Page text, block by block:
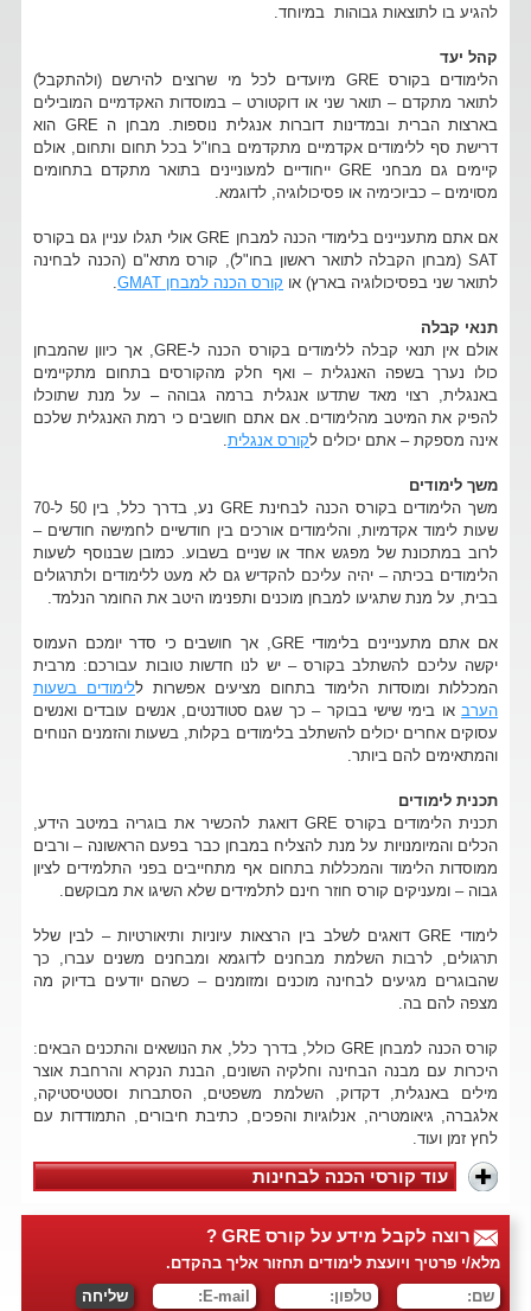
להגיע בו לתוצאות גבוהות במיוחד.
קהל יעד
הלימודים בקורס GRE מיועדים לכל מי שרוצים להירשם (ולהתקבל)
לתואר מתקדם – תואר שני או דוקטורט – במוסדות האקדמיים המובילים
בארצות הברית ובמדינות דוברות אנגלית נוספות. מבחן ה GRE הוא
דרישת סף ללימודים אקדמיים מתקדמים בחו"ל בכל תחום ותחום, אולם
קיימים גם מבחני GRE ייחודיים למעוניינים בתואר מתקדם בתחומים
מסוימים – כביוכימיה או פסיכולוגיה, לדוגמא.
אם אתם מתעניינים בלימודי הכנה למבחן GRE אולי תגלו עניין גם בקורס
SAT (מבחן הקבלה לתואר ראשון בחו"ל), קורס מתא"ם (הכנה לבחינה
לתואר שני בפסיכולוגיה בארץ) או קורס הכנה למבחן GMAT .
תנאי קבלה
אולם אין תנאי קבלה ללימודים בקורס הכנה ל-GRE, אך כיוון שהמבחן
כולו נערך בשפה האנגלית – ואף חלק מהקורסים בתחום מתקיימים
באנגלית, רצוי מאד שתדעו אנגלית ברמה גבוהה – על מנת שתוכלו
להפיק את המיטב מהלימודים. אם אתם חושבים כי רמת האנגלית שלכם
אינה מספקת – אתם יכולים לקורס אנגלית.
משך לימודים
משך הלימודים בקורס הכנה לבחינת GRE נע, בדרך כלל, בין 50 ל-70
שעות לימוד אקדמיות, והלימודים אורכים בין חודשיים לחמישה חודשים –
לרוב במתכונת של מפגש אחד או שניים בשבוע. כמובן שבנוסף לשעות
הלימודים בכיתה – יהיה עליכם להקדיש גם לא מעט ללימודים ולתרגולים
בבית, על מנת שתגיעו למבחן מוכנים ותפנימו היטב את החומר הנלמד.
אם אתם מתעניינים בלימודי GRE, אך חושבים כי סדר יומכם העמוס
יקשה עליכם להשתלב בקורס – יש לנו חדשות טובות עבורכם: מרבית
המכללות ומוסדות הלימוד בתחום מציעים אפשרות ללימודים בשעות
הערבאו בימי שישי בבוקר – כך שגם סטודנטים, אנשים עובדים ואנשים
עסוקים אחרים יכולים להשתלב בלימודים בקלות, בשעות והזמנים הנוחים
והמתאימים להם ביותר.
תכנית לימודים
תכנית הלימודים בקורס GRE דואגת להכשיר את בוגריה במיטב הידע,
הכלים והמיומנויות על מנת להצליח במבחן כבר בפעם הראשונה – ורבים
ממוסדות הלימוד והמכללות בתחום אף מתחייבים בפני התלמידים לציון
גבוה – ומעניקים קורס חוזר חינם לתלמידים שלא השיגו את מבוקשם.
לימודי GRE דואגים לשלב בין הרצאות עיוניות ותיאורטיות – לבין שלל
תרגולים, לרבות השלמת מבחנים לדוגמא ומבחנים משנים עברו, כך
שהבוגרים מגיעים לבחינה מוכנים ומזומנים – כשהם יודעים בדיוק מה
מצפה להם בה.
קורס הכנה למבחן GRE כולל, בדרך כלל, את הנושאים והתכנים הבאים:
היכרות עם מבנה הבחינה וחלקיה השונים, הבנת הנקרא והרחבת אוצר
מילים באנגלית, דקדוק, השלמת משפטים, הסתברות וסטטיסטיקה,
אלגברה, גיאומטריה, אנלוגיות והפכים, כתיבת חיבורים, התמודדות עם
לחץ זמן ועוד.
עוד קורסי הכנה לבחינות
רוצה לקבל מידע על קורס GRE ?
מלא/י פרטיך ויועצת לימודים תחזור אליך בהקדם.